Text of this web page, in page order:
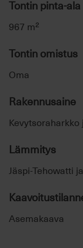
Tontin pinta-ala
967 m²
Tontin omistus
Oma
Rakennusaine
Kevytsoraharkko
Lämmitys
Jäspi-Tehowatti
Asemakaava